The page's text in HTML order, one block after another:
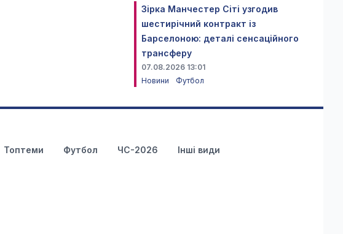
Зірка Манчестер Сіті узгодив
шестирічний контракт із
Барселоною: деталі сенсаційного
трансферу
07.08.2026 13:01
Новини
Футбол
Топтеми Футбол ЧС-2026 Інші види